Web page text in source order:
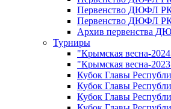
Первенство ДЮФЛ РК
Первенство ДЮФЛ РК
Архив первенства
Турниры
"Крымская весна-
"Крымская весна-
Кубок Главы
Кубок Главы
Кубок Главы